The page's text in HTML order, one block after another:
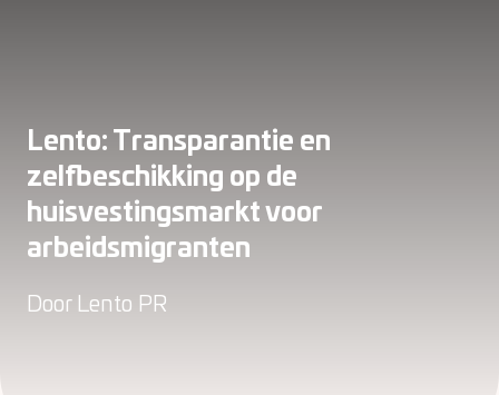
Lento: Transparantie en
zelfbeschikking op de
huisvestingsmarkt voor
arbeidsmigranten
Door Lento PR